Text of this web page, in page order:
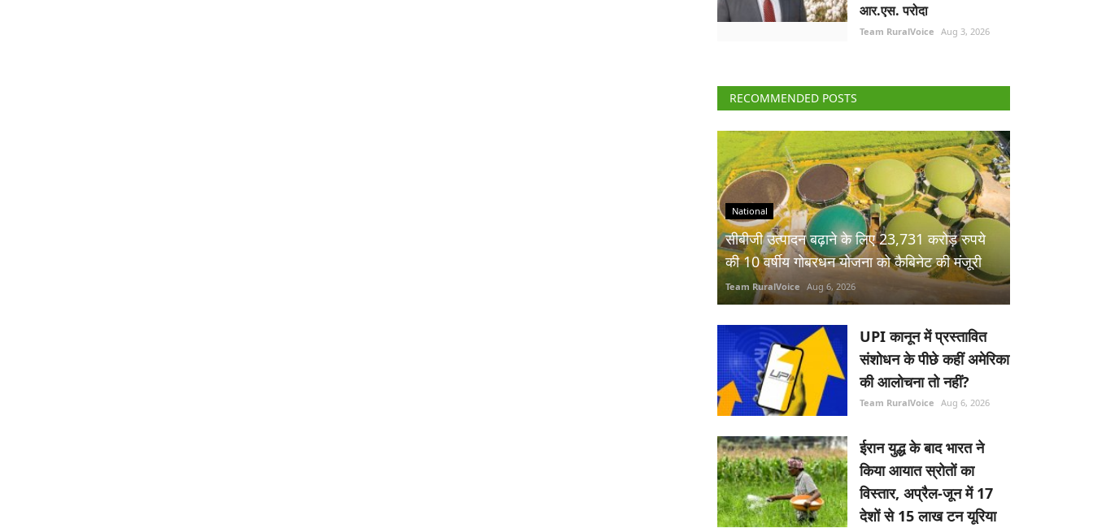
आर.एस. परोदा
Team RuralVoice Aug 3, 2026
RECOMMENDED POSTS
National
सीबीजी उत्पादन बढ़ाने के लिए 23,731 करोड़ रुपये
की 10 वर्षीय गोबरधन योजना को कैबिनेट की मंजूरी
Team RuralVoice Aug 6, 2026
UPI कानून में प्रस्तावित
संशोधन के पीछे कहीं अमेरिका
की आलोचना तो नहीं?
Team RuralVoice Aug 6, 2026
ईरान युद्ध के बाद भारत ने
किया आयात स्रोतों का
विस्तार, अप्रैल-जून में 17
देशों से 15 लाख टन यूरिया